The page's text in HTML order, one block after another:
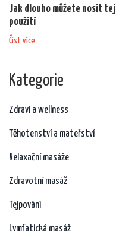
Jak dlouho můžete nosit
použití
Číst více
Kategorie
Zdraví a wellness
Těhotenství a mateřství
Relaxační masáže
Zdravotní masáž
Tejpování